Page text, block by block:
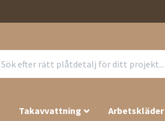
Takavvattning Arbetskläder